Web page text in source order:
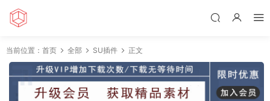
当前位置： 首页 全部 SU插件 正文